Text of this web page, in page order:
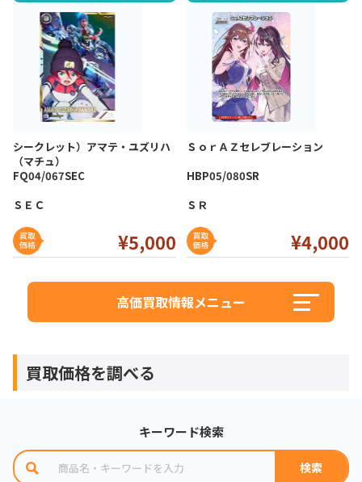
シークレット）アマテ・ユズリハ
（マチュ）
FQ04/067SEC
ＳＥＣ
¥5,000
ＳｏｒＡＺセレブレーション
HBP05/080SR
ＳＲ
¥4,000
高価買取情報メニュー
買取価格を調べる
キーワード検索